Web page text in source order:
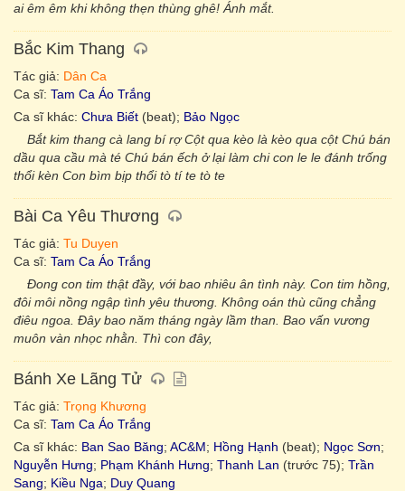
ai êm êm khi không thẹn thùng ghê! Ánh mắt.
Bắc Kim Thang
Tác giả: Dân Ca
Ca sĩ: Tam Ca Áo Trắng
Ca sĩ khác: Chưa Biết (beat); Bảo Ngọc
Bắt kim thang cà lang bí rợ Cột qua kèo là kèo qua cột Chú bán
dầu qua cầu mà té Chú bán ếch ở lại làm chi con le le đánh trống
thổi kèn Con bìm bịp thổi tò tí te tò te
Bài Ca Yêu Thương
Tác giả: Tu Duyen
Ca sĩ: Tam Ca Áo Trắng
Đong con tim thật đầy, với bao nhiêu ân tình này. Con tim hồng,
đôi môi nồng ngập tình yêu thương. Không oán thù cũng chẳng
điêu ngoa. Đây bao năm tháng ngày lầm than. Bao vấn vương
muôn vàn nhọc nhằn. Thì con đây,
Bánh Xe Lãng Tử
Tác giả: Trọng Khương
Ca sĩ: Tam Ca Áo Trắng
Ca sĩ khác: Ban Sao Băng; AC&M; Hồng Hạnh (beat); Ngọc Sơn;
Nguyễn Hưng; Phạm Khánh Hưng; Thanh Lan (trước 75); Trần
Sang; Kiều Nga; Duy Quang